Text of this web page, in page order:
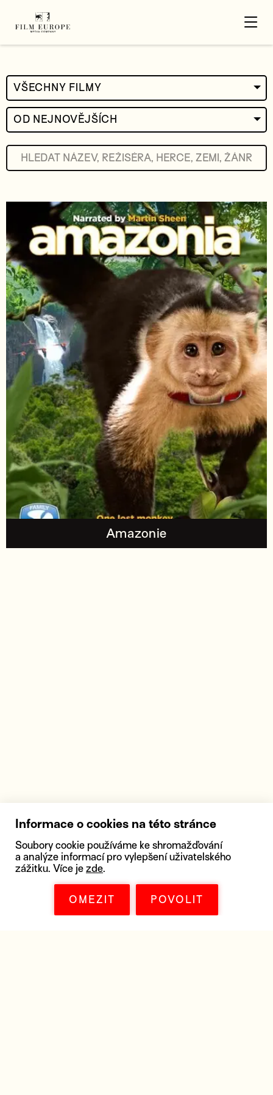
VŠECHNY FILMY
OD NEJNOVĚJŠÍCH
Amazonie
Informace o cookies na této stránce
Soubory cookie používáme ke shromažďování
a analýze informací pro vylepšení uživatelského
zážitku. Více je zde.
OMEZIT POVOLIT